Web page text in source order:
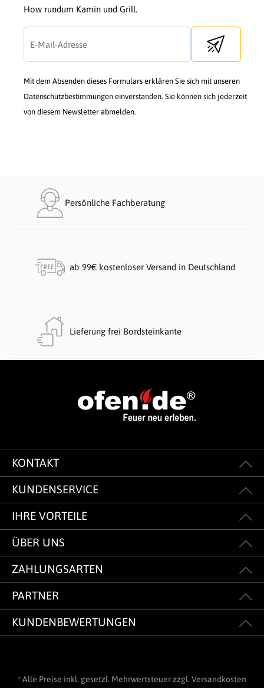
How rundum Kamin und Grill.
Send
Mit dem Absenden dieses Formulars erklären Sie sich mit unseren
Datenschutzbestimmungen einverstanden. Sie können sich jederzeit
von diesem Newsletter abmelden.
Persönliche Fachberatung
ab 99€ kostenloser Versand in Deutschland
Lieferung frei Bordsteinkante
KONTAKT
KUNDENSERVICE
IHRE VORTEILE
ÜBER UNS
ZAHLUNGSARTEN
PARTNER
KUNDENBEWERTUNGEN
* Alle Preise inkl. gesetzl. Mehrwertsteuer zzgl. Versandkosten